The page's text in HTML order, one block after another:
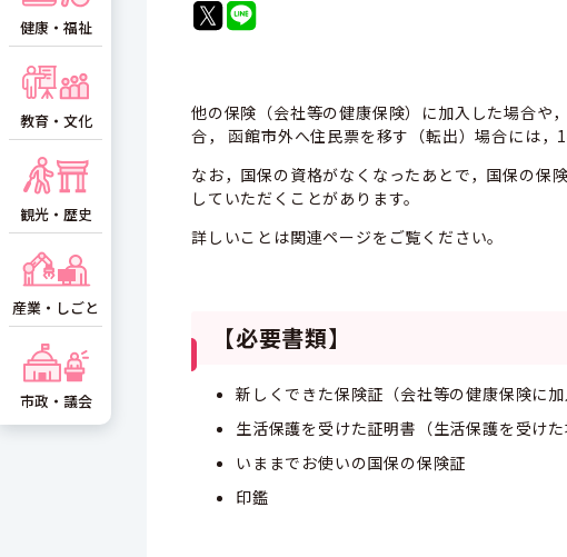
他の保険（会社等の健康保険）に加入した場合や
合， 函館市外へ住民票を移す（転出）場合には，
なお，国保の資格がなくなったあとで，国保の保
していただくことがあります。
詳しいことは関連ページをご覧ください。
【必要書類】
新しくできた保険証（会社等の健康保険に
生活保護を受けた証明書（生活保護を受けた
いままでお使いの国保の保険証
印鑑
健康・福祉
教育・文化
観光・歴史
産業・しごと
市政・議会